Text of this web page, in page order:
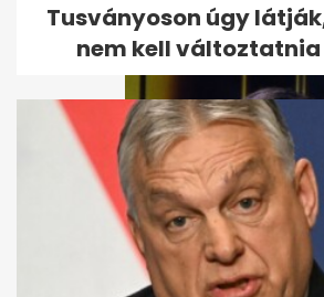
Tusványoson úgy
nem kell változtatnia